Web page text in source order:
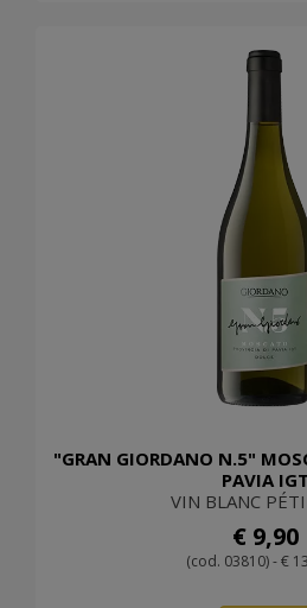
"GRAN GIORDANO N.5"
PAVIA IGT
VIN BLANC
€ 9,90
(cod. 03810) - €